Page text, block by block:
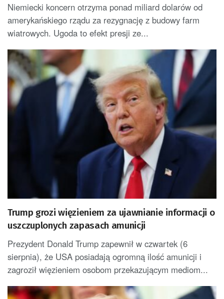
Niemiecki koncern otrzyma ponad miliard dolarów od
amerykańskiego rządu za rezygnację z budowy farm
wiatrowych. Ugoda to efekt presji ze...
Trump grozi więzieniem za ujawnianie informacji o
uszczuplonych zapasach amunicji
Prezydent Donald Trump zapewnił w czwartek (6
sierpnia), że USA posiadają ogromną ilość amunicji i
zagroził więzieniem osobom przekazującym mediom...